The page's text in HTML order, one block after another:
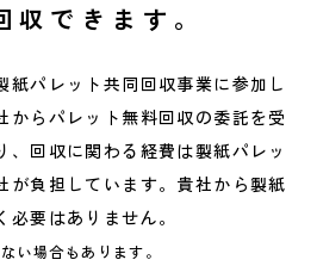
収できます。
紙パレット共同回収事業に参加し
からパレット無料回収の委託を受
、回収に関わる経費は製紙パレッ
が負担しています。貴社から製紙
要はありません。
い場合もあります。